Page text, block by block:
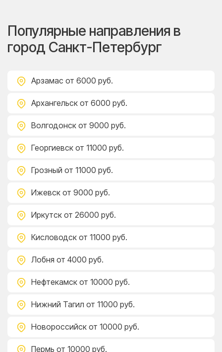
Популярные направления в
город Санкт-Петербург
Арзамас от 6000 руб.
Архангельск от 6000 руб.
Волгодонск от 9000 руб.
Георгиевск от 11000 руб.
Грозный от 11000 руб.
Ижевск от 9000 руб.
Иркутск от 26000 руб.
Кисловодск от 11000 руб.
Лобня от 4000 руб.
Нефтекамск от 10000 руб.
Нижний Тагил от 11000 руб.
Новороссийск от 10000 руб.
Пермь от 10000 руб.